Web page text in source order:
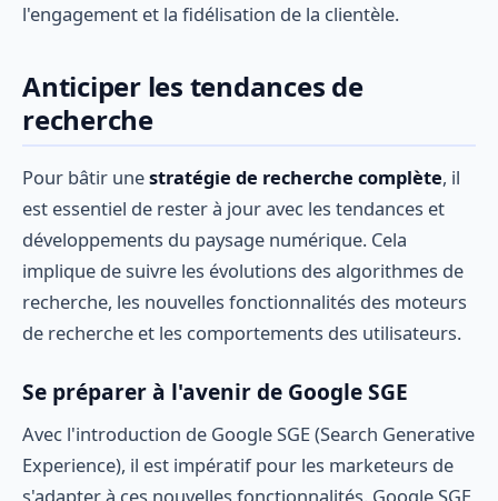
l'engagement et la fidélisation de la clientèle.
Anticiper les tendances de
recherche
Pour bâtir unestratégie de recherche complète, il
est essentiel de rester à jour avec les tendances et
développements du paysage numérique. Cela
implique de suivre les évolutions des algorithmes de
recherche, les nouvelles fonctionnalités des moteurs
de recherche et les comportements des utilisateurs.
Se préparer à l'avenir de Google SGE
Avec l'introduction de Google SGE (Search Generative
Experience), il est impératif pour les marketeurs de
s'adapter à ces nouvelles fonctionnalités. Google SGE